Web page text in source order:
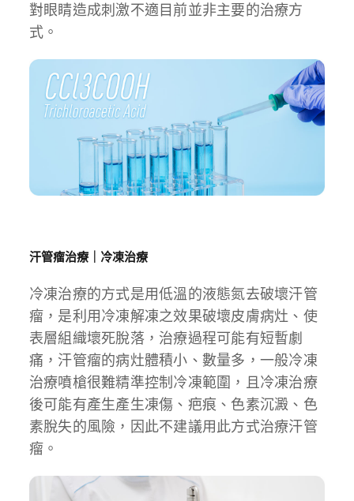
對眼睛造成刺激不適目前並非主要的治療方
式。
汗管瘤治療｜冷凍治療
冷凍治療的方式是用低溫的液態氮去破壞汗管
瘤，是利用冷凍解凍之效果破壞皮膚病灶、使
表層組織壞死脫落，治療過程可能有短暫劇
痛，汗管瘤的病灶體積小、數量多，一般冷凍
治療噴槍很難精準控制冷凍範圍，且冷凍治療
後可能有產生產生凍傷、疤痕、色素沉澱、色
素脫失的風險，因此不建議用此方式治療汗管
瘤。